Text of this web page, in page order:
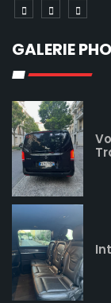
GALERIE